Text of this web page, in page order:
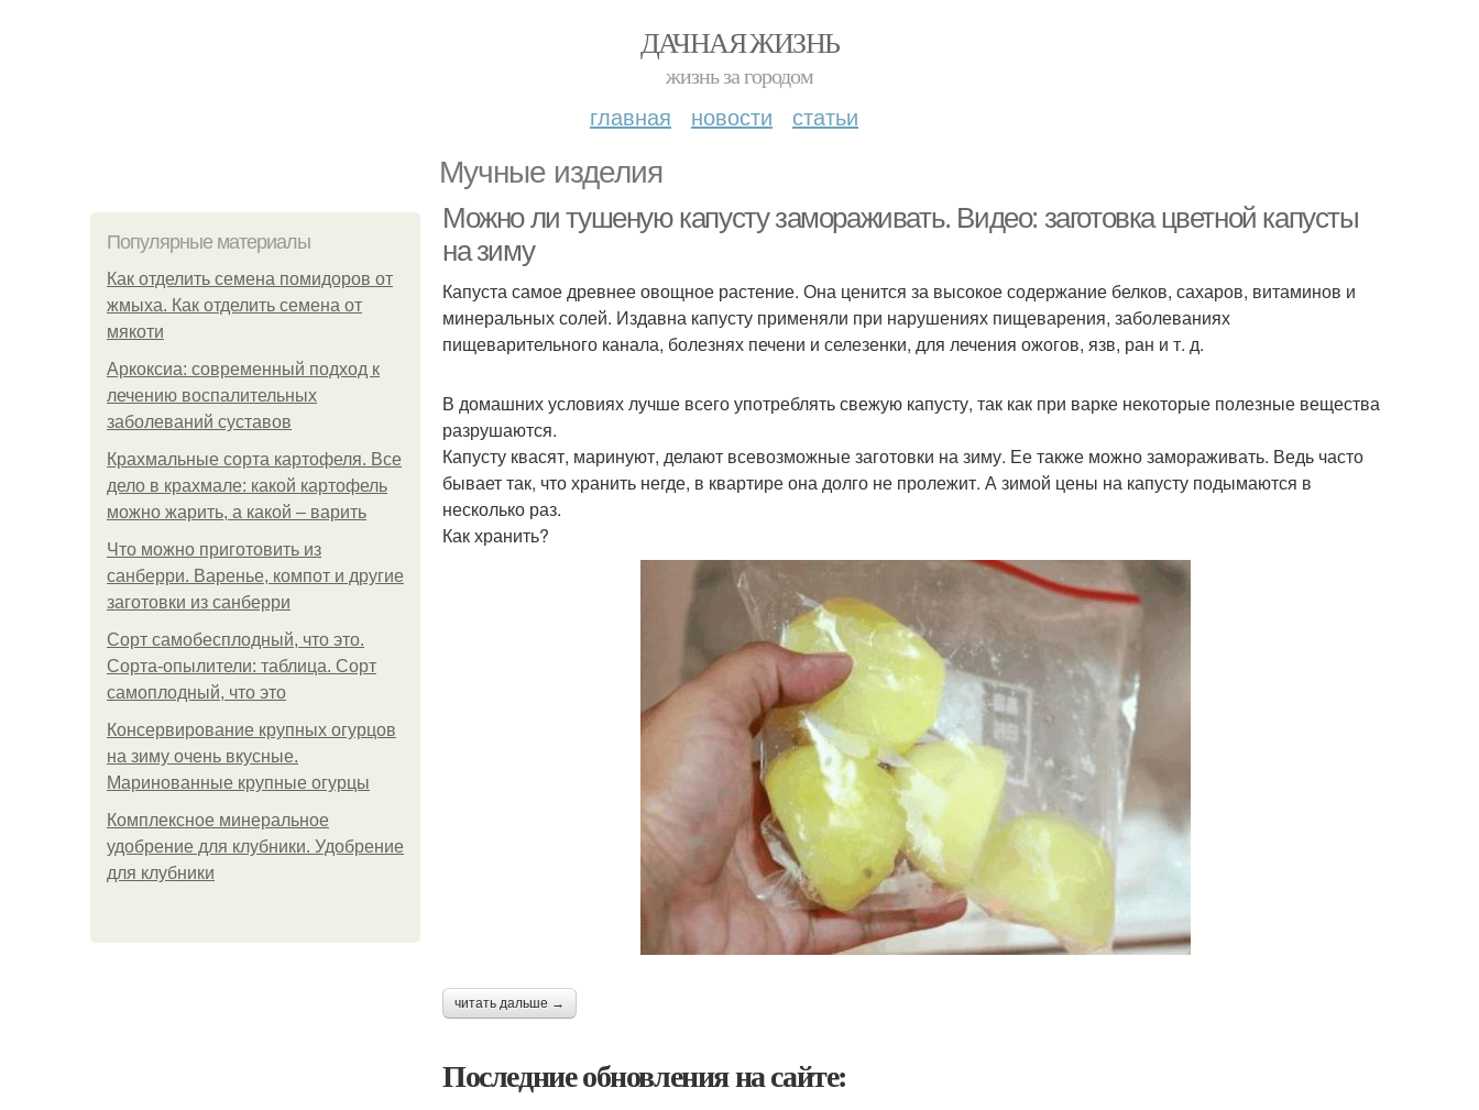
ДАЧНАЯ ЖИЗНЬ
жизнь за городом
главная новости статьи
Мучные изделия
Популярные материалы
Как отделить семена помидоров от
жмыха. Как отделить семена от
мякоти
Аркоксиа: современный подход к
лечению воспалительных
заболеваний суставов
Крахмальные сорта картофеля. Все
дело в крахмале: какой картофель
можно жарить, а какой – варить
Что можно приготовить из
санберри. Варенье, компот и другие
заготовки из санберри
Сорт самобесплодный, что это.
Сорта-опылители: таблица. Сорт
самоплодный, что это
Консервирование крупных огурцов
на зиму очень вкусные.
Маринованные крупные огурцы
Комплексное минеральное
удобрение для клубники. Удобрение
для клубники
Можно ли тушеную капусту замораживать. Видео: заготовка цветной капусты
на зиму
Капуста самое древнее овощное растение. Она ценится за высокое содержание белков, сахаров, витаминов и
минеральных солей. Издавна капусту применяли при нарушениях пищеварения, заболеваниях
пищеварительного канала, болезнях печени и селезенки, для лечения ожогов, язв, ран и т. д.
В домашних условиях лучше всего употреблять свежую капусту, так как при варке некоторые полезные вещества
разрушаются.
Капусту квасят, маринуют, делают всевозможные заготовки на зиму. Ее также можно замораживать. Ведь часто
бывает так, что хранить негде, в квартире она долго не пролежит. А зимой цены на капусту подымаются в
несколько раз.
Как хранить?
читать дальше →
Последние обновления на сайте: